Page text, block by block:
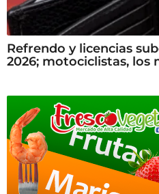
Refrendo y licencias
2026; motociclistas, los